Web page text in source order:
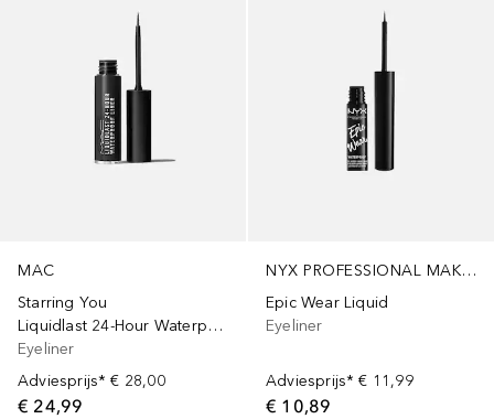
MAC
Starring You
Liquidlast 24-Hour Waterproof Liner
Eyeliner
Adviesprijs* € 28,00
€ 24,99
NYX PROFESSIONAL MAKEUP
Epic Wear Liquid
Eyeliner
Adviesprijs* € 11,99
€ 10,89